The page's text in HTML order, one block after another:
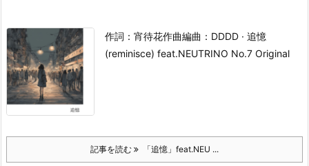
作詞：宵待花作曲編曲：DDDD · 追憶
(reminisce) feat.NEUTRINO No.7 Original
記事を読む 「追憶」feat.NEU ...